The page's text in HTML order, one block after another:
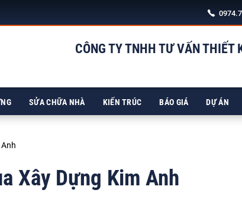
CÔNG TY TNHH TƯ VẤN THIẾT
SỬA CHỮA NHÀ KIẾN TRÚC BÁO GIÁ DỰ ÁN
Xây Dựng Kim Anh